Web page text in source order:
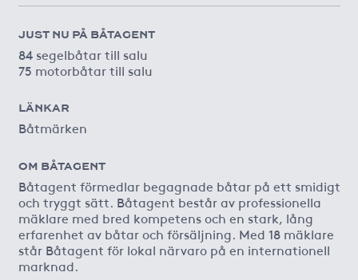
JUST NU PÅ BÅTAGENT
84 segelbåtar till salu
75 motorbåtar till salu
LÄNKAR
Båtmärken
OM BÅTAGENT
Båtagent förmedlar begagnade båtar på ett smidigt
och tryggt sätt. Båtagent består av professionella
mäklare med bred kompetens och en stark, lång
erfarenhet av båtar och försäljning. Med 18 mäklare
står Båtagent för lokal närvaro på en internationell
marknad.